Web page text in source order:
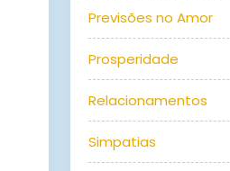
Previsões no Amor
Prosperidade
Relacionamentos
Simpatias